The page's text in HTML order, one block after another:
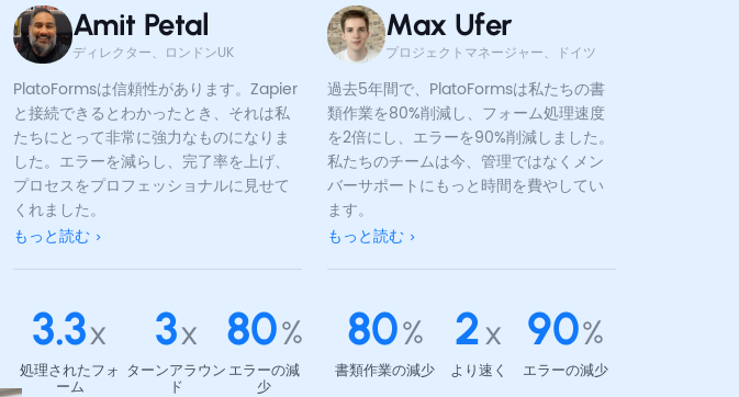
Amit Petal
ディレクター、ロンドンUK
PlatoFormsは信頼性があります。Zapier
と接続できるとわかったとき、それは私
たちにとって非常に強力なものになりま
した。エラーを減らし、完了率を上げ、
プロセスをプロフェッショナルに見せて
くれました。
もっと読む
3.3x
処理されたフォ
ーム
3x
ターンアラウン
ド
80%
エラーの減
少
Max Ufer
プロジェクトマネージャー、ドイツ
過去5年間で、PlatoFormsは私たちの書
類作業を80%削減し、フォーム処理速度
を2倍にし、エラーを90%削減しました。
私たちのチームは今、管理ではなくメン
バーサポートにもっと時間を費やしてい
ます。
もっと読む
80%
書類作業の減少
2x
より速く
90%
エラーの減少